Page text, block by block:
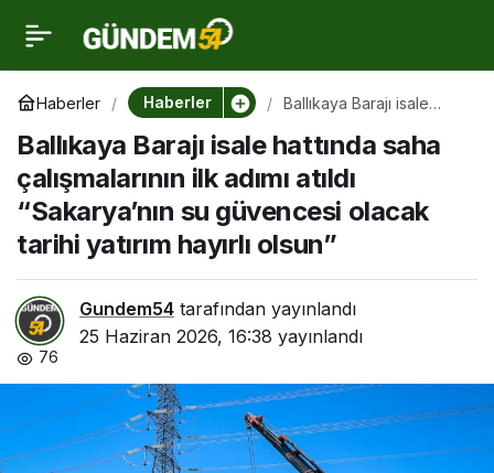
Haberler Haberler
Ballıkaya Barajı isale
çalışmalarının ilk adımı
atıldı “Sakarya’nın su
güvencesi olacak tarihi
yatırım hayırlı olsun”
Ballıkaya Barajı isale hattında saha
çalışmalarının ilk adımı atıldı
“Sakarya’nın su güvencesi olacak
tarihi yatırım hayırlı olsun”
Gundem54 tarafından yayınlandı
25 Haziran 2026, 16:38 yayınlandı
76
Ballıkaya Barajı isale
hattında saha
çalışmalarının ilk adımı
atıldı “Sakarya’nın su
yatırım hayırlı olsun”